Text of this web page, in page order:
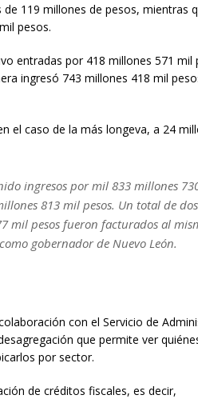
119 millones de pesos, mientras
pesos.
entradas por 418 millones 571 mil
ingresó 743 millones 418 mil
el caso de la más longeva, a 24
ingresos por mil 833 millones
813 mil pesos. Un total de
mil pesos fueron facturados al
gobernador de Nuevo León.
con el Servicio de
que permite ver
por sector.
de créditos fiscales, es decir,